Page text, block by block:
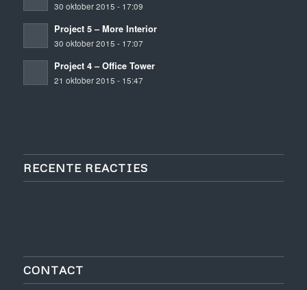
30 oktober 2015 - 17:09
Project 5 – More Interior
30 oktober 2015 - 17:07
Project 4 – Office Tower
21 oktober 2015 - 15:47
RECENTE REACTIES
CONTACT